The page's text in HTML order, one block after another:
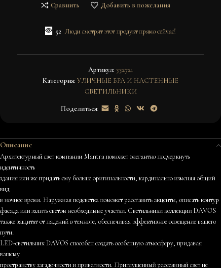
Сравнить Добавить в пожелания
52 Люди смотрят этот продукт прямо сейчас!
Артикул: 332721
Категория: УЛИЧНЫЕ БРА И НАСТЕННЫЕ
СВЕТИЛЬНИКИ
Поделиться:
Описание
Архитектурный свет компании Mantra поможет элегантно подчеркнуть
идентичность
здания или же придать ему больше оригинальности, кардинально изменяя общий
вид
в ночное время. Наружная подсветка поможет расставить акценты, описать контур
фасада или залить светом необходимые участки. Светильники коллекции DAVOS
также защитят от падений в темноте, обеспечивая эффективное освещение вашего
пути.
LED-светильник DAVOS способен создать особенную атмосферу, придавая
вашему
пространству загадочности и приватности. Приглушенный рассеянный свет не